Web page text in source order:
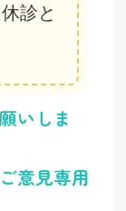
診と
いしま
意見専用